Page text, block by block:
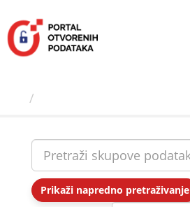
sadržaj
Prikaži napredno pretraživanje